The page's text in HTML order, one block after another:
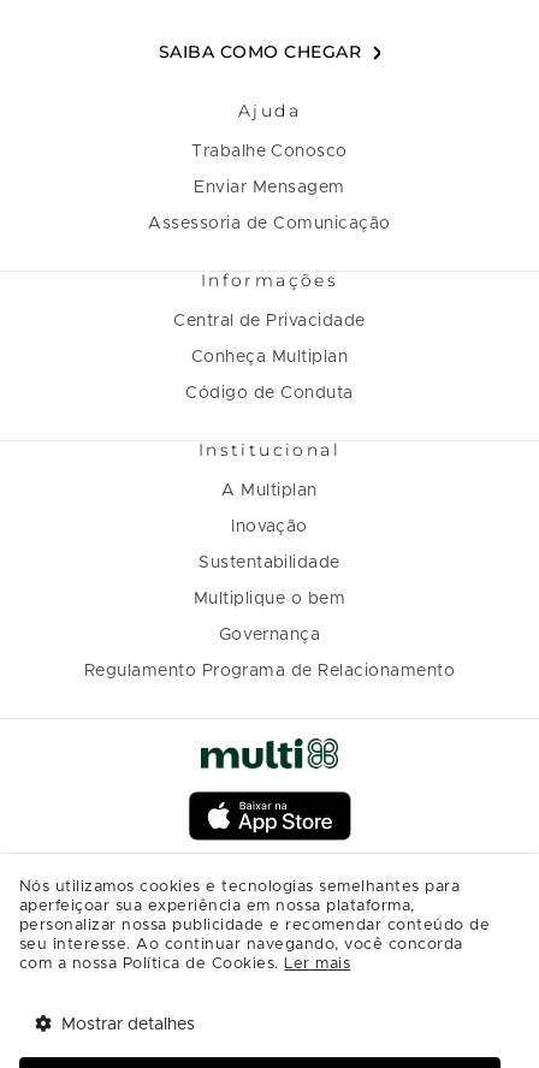
SAIBA COMO CHEGAR
Ajuda
Trabalhe Conosco
Enviar Mensagem
Assessoria de Comunicação
Informações
Central de Privacidade
Conheça Multiplan
Código de Conduta
Institucional
A Multiplan
Inovação
Sustentabilidade
Multiplique o bem
Governança
Regulamento Programa de Relacionamento
Nós utilizamos cookies e tecnologias semelhantes para
aperfeiçoar sua experiência em nossa plataforma,
personalizar nossa publicidade e recomendar conteúdo de
seu interesse. Ao continuar navegando, você concorda
com a nossa Política de Cookies. Ler mais
Mostrar detalhes